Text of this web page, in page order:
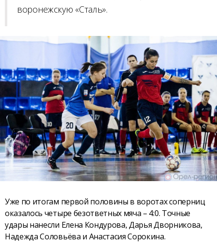
воронежскую «Сталь».
Уже по итогам первой половины в воротах соперниц
оказалось четыре безответных мяча – 4:0. Точные
удары нанесли Елена Кондурова, Дарья Дворникова,
Надежда Соловьёва и Анастасия Сорокина.